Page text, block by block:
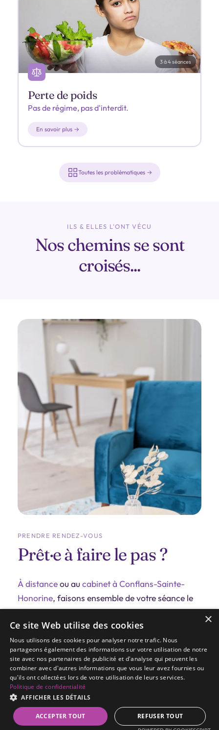
Prendre RDV
3 à 4 séances
Perte de poids
Pas de régime, pas d'interdit.
En savoir plus →
Toutes les problématiques →
ILS & ELLES L'ONT VÉCU
Nos chemins se sont
croisés...
PRENDRE RENDEZ-VOUS
Prêt·e à faire le pas ?
À distanceou aucabinet à Conflans-Sainte-
Honorine, faisons ensemble de votre séance le
début d'un parcours de transformation !
À distance ou en cabinet
Réserver ma séance →
06 16 15 99 55
×
Ce site Web utilise des cookies
Nous utilisons des cookies pour analyser notre trafic. Nous
partageons également des informations sur votre utilisation de notre
site avec nos partenaires de publicité et d'analyse qui peuvent les
combiner avec d'autres informations que vous leur avez fournies ou
qu'ils ont collectées lors de votre utilisation de leurs services.
Politique de confidentialité
AFFICHER LES DÉTAILS
ACCEPTER TOUT REFUSER TOUT